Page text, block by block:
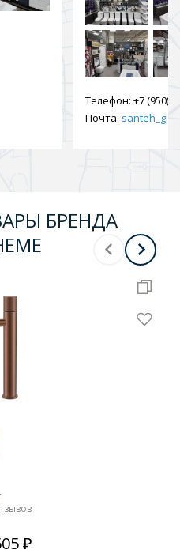
Телефон: +7 (950)
Почта:
БРЕНДА
₽